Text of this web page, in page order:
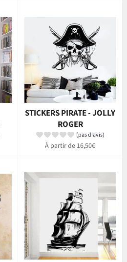
STICKERS PIRATE - JOLLY
ROGER
(pas d'avis)
À partir de 16,50€